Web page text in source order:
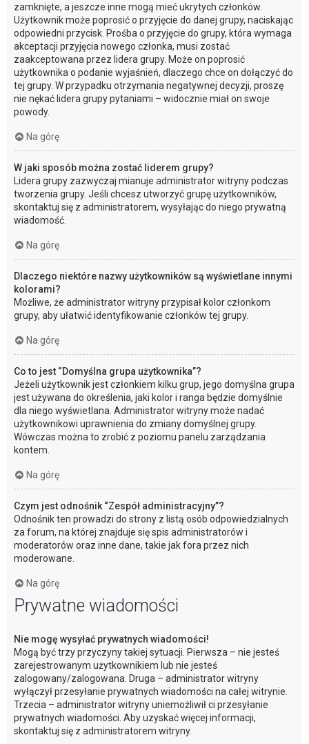
zamknięte, a jeszcze inne mogą mieć ukrytych członków.
Użytkownik może poprosić o przyjęcie do danej grupy, naciskając
odpowiedni przycisk. Prośba o przyjęcie do grupy, która wymaga
akceptacji przyjęcia nowego członka, musi zostać
zaakceptowana przez lidera grupy. Może on poprosić
użytkownika o podanie wyjaśnień, dlaczego chce on dołączyć do
tej grupy. W przypadku otrzymania negatywnej decyzji, proszę
nie nękać lidera grupy pytaniami – widocznie miał on swoje
powody.
Na górę
W jaki sposób można zostać liderem grupy?
Lidera grupy zazwyczaj mianuje administrator witryny podczas
tworzenia grupy. Jeśli chcesz utworzyć grupę użytkowników,
skontaktuj się z administratorem, wysyłając do niego prywatną
wiadomość.
Na górę
Dlaczego niektóre nazwy użytkowników są wyświetlane innymi
kolorami?
Możliwe, że administrator witryny przypisał kolor członkom
grupy, aby ułatwić identyfikowanie członków tej grupy.
Na górę
Co to jest “Domyślna grupa użytkownika”?
Jeżeli użytkownik jest członkiem kilku grup, jego domyślna grupa
jest używana do określenia, jaki kolor i ranga będzie domyślnie
dla niego wyświetlana. Administrator witryny może nadać
użytkownikowi uprawnienia do zmiany domyślnej grupy.
Wówczas można to zrobić z poziomu panelu zarządzania
kontem.
Na górę
Czym jest odnośnik “Zespół administracyjny”?
Odnośnik ten prowadzi do strony z listą osób odpowiedzialnych
za forum, na której znajduje się spis administratorów i
moderatorów oraz inne dane, takie jak fora przez nich
moderowane.
Na górę
Prywatne wiadomości
Nie mogę wysyłać prywatnych wiadomości!
Mogą być trzy przyczyny takiej sytuacji. Pierwsza – nie jesteś
zarejestrowanym użytkownikiem lub nie jesteś
zalogowany/zalogowana. Druga – administrator witryny
wyłączył przesyłanie prywatnych wiadomości na całej witrynie.
Trzecia – administrator witryny uniemożliwił ci przesyłanie
prywatnych wiadomości. Aby uzyskać więcej informacji,
skontaktuj się z administratorem witryny.